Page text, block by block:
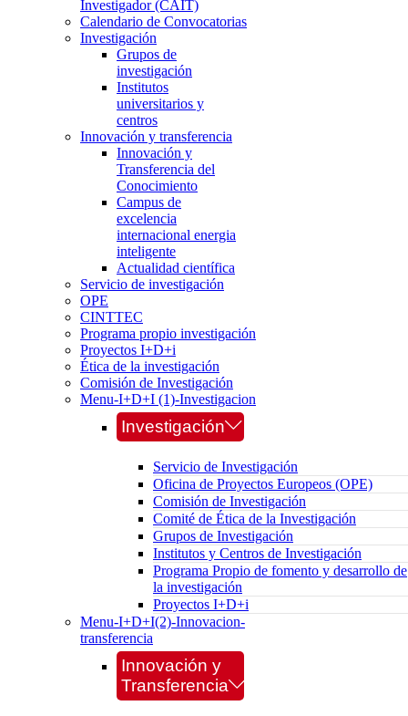
Investigador (CAIT)
Calendario de Convocatorias
Investigación
Grupos de
investigación
Institutos
universitarios y
centros
Innovación y transferencia
Innovación y
Transferencia del
Conocimiento
Campus de
excelencia
internacional energia
inteligente
Actualidad científica
Servicio de investigación
OPE
CINTTEC
Programa propio investigación
Proyectos I+D+i
Ética de la investigación
Comisión de Investigación
Menu-I+D+I (1)-Investigacion
Investigación
Servicio de Investigación
Oficina de Proyectos Europeos (OPE)
Comisión de Investigación
Comité de Ética de la Investigación
Grupos de Investigación
Institutos y Centros de Investigación
Programa Propio de fomento y desarrollo de
la investigación
Proyectos I+D+i
Menu-I+D+I(2)-Innovacion-
transferencia
Innovación y
Transferencia